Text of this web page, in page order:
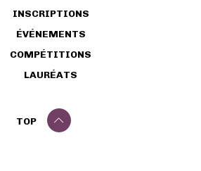
INSCRIPTIONS
ÉVÉNEMENTS
COMPÉTITIONS
LAURÉATS
TOP